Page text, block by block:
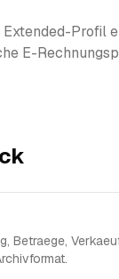
Profil
E-
Betraege,